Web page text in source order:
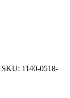
SKU: 1140-0518-